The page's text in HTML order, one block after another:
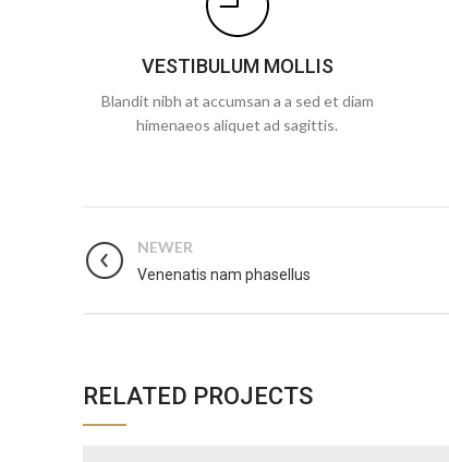
VESTIBULUM MOLLIS
Blandit nibh at accumsan a a sed et diam
himenaeos aliquet ad sagittis.
NEWER
Venenatis nam phasellus
RELATED PROJECTS